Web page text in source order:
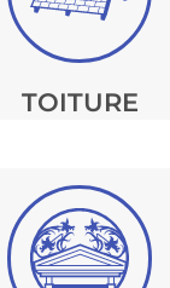
TOITURE